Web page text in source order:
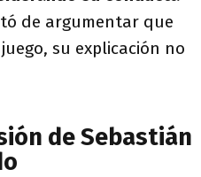
de argumentar que
su explicación no
de Sebastián